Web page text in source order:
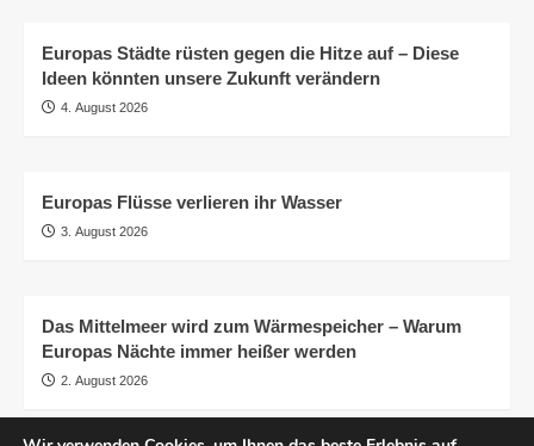
Europas Städte rüsten gegen die Hitze auf – Diese
Ideen könnten unsere Zukunft verändern
4. August 2026
Europas Flüsse verlieren ihr Wasser
3. August 2026
Das Mittelmeer wird zum Wärmespeicher – Warum
Europas Nächte immer heißer werden
2. August 2026